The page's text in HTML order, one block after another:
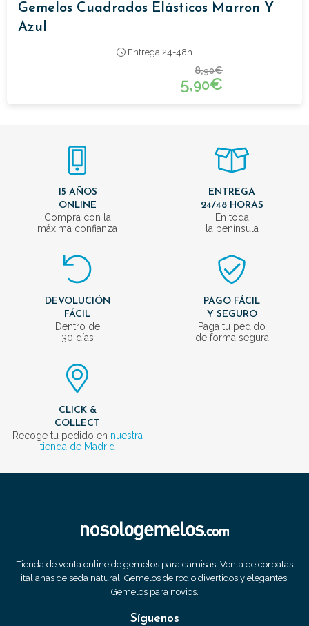
Gemelos Cuadrados Elásticos Marron Y
Azul
Entrega 24-48h
8,90€
5,90€
15 AÑOS
ONLINE
Compra con la
máxima confianza
ENTREGA
24/48 HORAS
En toda
la península
DEVOLUCIÓN
FÁCIL
Dentro de
30 días
PAGO FÁCIL
Y SEGURO
Paga tu pedido
de forma segura
CLICK &
COLLECT
Recoge tu pedido en nuestra
tienda de Madrid
Tienda de venta online de gemelos para camisas. Venta de corbatas
italianas de seda natural. Gemelos de rodio divertidos y elegantes.
Gemelos para novios.
Síguenos